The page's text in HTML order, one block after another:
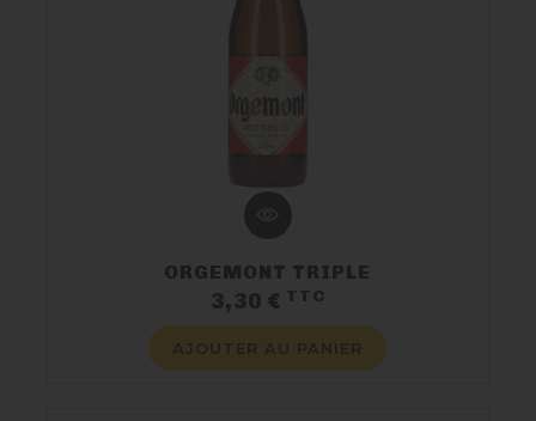
ORGEMONT TRIPLE
3,30 € TTC
AJOUTER AU PANIER